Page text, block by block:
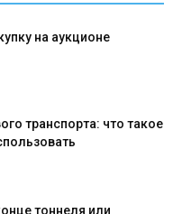
на аукционе
транспорта: что такое
тоннеля или